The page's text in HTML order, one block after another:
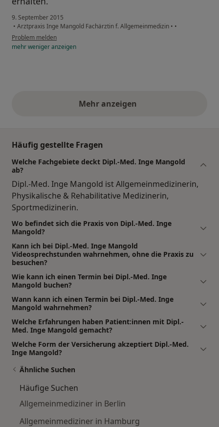
9. September 2015
• Arztpraxis Inge Mangold Fachärztin f. Allgemeinmedizin • •
Problem melden
mehrwenigeranzeigen
Mehr anzeigenobige Stellungnahmen
Häufig gestellte Fragen
Welche Fachgebiete deckt Dipl.-Med. Inge Mangold
ab?
Dipl.-Med. Inge Mangold ist Allgemeinmedizinerin,
Physikalische & Rehabilitative Medizinerin,
Sportmedizinerin.
Wo befindet sich die Praxis von Dipl.-Med. Inge
Mangold?
Kann ich bei Dipl.-Med. Inge Mangold
Videosprechstunden wahrnehmen, ohne die Praxis zu
besuchen?
Wie kann ich einen Termin bei Dipl.-Med. Inge
Mangold buchen?
Wann kann ich einen Termin bei Dipl.-Med. Inge
Mangold wahrnehmen?
Welche Erfahrungen haben Patient:innen mit Dipl.-
Med. Inge Mangold gemacht?
Welche Form der Versicherung akzeptiert Dipl.-Med.
Inge Mangold?
Ähnliche Suchen
Häufige Suchen
Allgemeinmediziner in Berlin
Allgemeinmediziner in Hamburg